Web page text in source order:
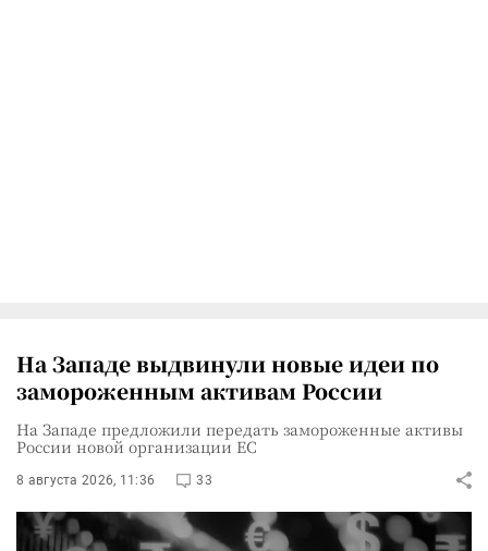
На Западе выдвинули новые идеи по
замороженным активам России
На Западе предложили передать замороженные активы
России новой организации ЕС
8 августа 2026, 11:36 33